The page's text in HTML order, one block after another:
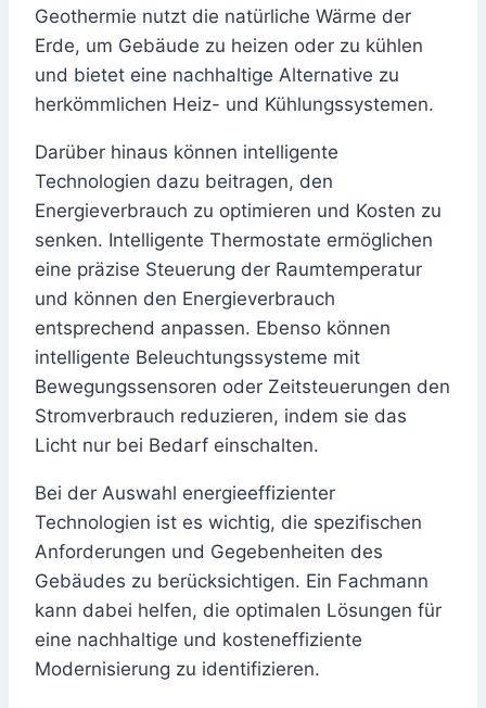
Geothermie nutzt die natürliche Wärme der
Erde, um Gebäude zu heizen oder zu kühlen
und bietet eine nachhaltige Alternative zu
herkömmlichen Heiz- und Kühlungssystemen.
Darüber hinaus können intelligente
Technologien dazu beitragen, den
Energieverbrauch zu optimieren und Kosten zu
senken. Intelligente Thermostate ermöglichen
eine präzise Steuerung der Raumtemperatur
und können den Energieverbrauch
entsprechend anpassen. Ebenso können
intelligente Beleuchtungssysteme mit
Bewegungssensoren oder Zeitsteuerungen den
Stromverbrauch reduzieren, indem sie das
Licht nur bei Bedarf einschalten.
Bei der Auswahl energieeffizienter
Technologien ist es wichtig, die spezifischen
Anforderungen und Gegebenheiten des
Gebäudes zu berücksichtigen. Ein Fachmann
kann dabei helfen, die optimalen Lösungen für
eine nachhaltige und kosteneffiziente
Modernisierung zu identifizieren.